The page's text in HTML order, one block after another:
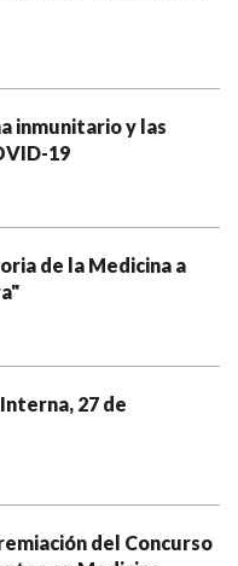
inmunitario y las
19
de la Medicina a
27 de
del Concurso